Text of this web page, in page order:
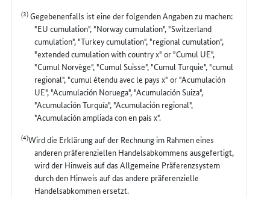
(3)Gegebenenfalls ist eine der folgenden Angaben zu machen:
"EU cumulation", "Norway cumulation", "Switzerland
cumulation", "Turkey cumulation", "regional cumulation",
"extended cumulation with country x" or "Cumul UE",
"Cumul Norvège", "Cumul Suisse", "Cumul Turquie", "cumul
regional", "cumul étendu avec le pays x" or "Acumulación
UE", "Acumulación Noruega", "Acumulación Suiza",
"Acumulación Turquía", "Acumulación regional",
"Acumulación ampliada con en país x".
(4)Wird die Erklärung auf der Rechnung im Rahmen eines
anderen präferenziellen Handelsabkommens ausgefertigt,
wird der Hinweis auf das Allgemeine Präferenzsystem
durch den Hinweis auf das andere präferenzielle
Handelsabkommen ersetzt.